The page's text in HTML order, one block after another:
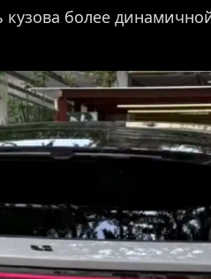
кузова более